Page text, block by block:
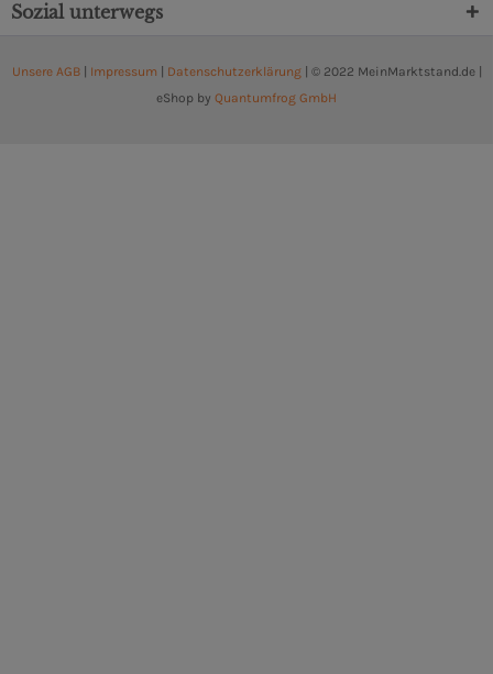
Sozial unterwegs
Unsere AGB| Impressum Datenschutzerklärung| © 2022 MeinMarktstand.de |
eShop by Quantumfrog GmbH